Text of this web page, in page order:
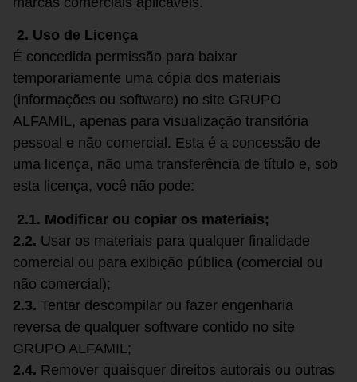
2. Uso de Licença
É concedida permissão para baixar
temporariamente uma cópia dos materiais
(informações ou software) no site GRUPO
ALFAMIL, apenas para visualização transitória
pessoal e não comercial. Esta é a concessão de
uma licença, não uma transferência de título e, sob
esta licença, você não pode:
2.1. Modificar ou copiar os materiais;
2.2. Usar os materiais para qualquer finalidade
comercial ou para exibição pública (comercial ou
não comercial);
2.3. Tentar descompilar ou fazer engenharia
reversa de qualquer software contido no site
GRUPO ALFAMIL;
2.4. Remover quaisquer direitos autorais ou outras